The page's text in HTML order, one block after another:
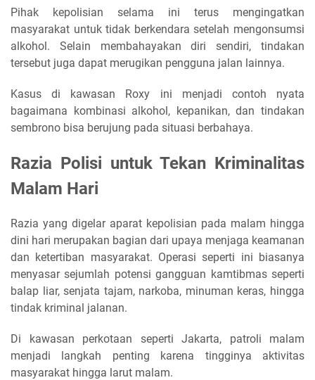
Pihak kepolisian selama ini terus mengingatkan
masyarakat untuk tidak berkendara setelah mengonsumsi
alkohol. Selain membahayakan diri sendiri, tindakan
tersebut juga dapat merugikan pengguna jalan lainnya.
Kasus di kawasan Roxy ini menjadi contoh nyata
bagaimana kombinasi alkohol, kepanikan, dan tindakan
sembrono bisa berujung pada situasi berbahaya.
Razia Polisi untuk Tekan Kriminalitas
Malam Hari
Razia yang digelar aparat kepolisian pada malam hingga
dini hari merupakan bagian dari upaya menjaga keamanan
dan ketertiban masyarakat. Operasi seperti ini biasanya
menyasar sejumlah potensi gangguan kamtibmas seperti
balap liar, senjata tajam, narkoba, minuman keras, hingga
tindak kriminal jalanan.
Di kawasan perkotaan seperti Jakarta, patroli malam
menjadi langkah penting karena tingginya aktivitas
masyarakat hingga larut malam.